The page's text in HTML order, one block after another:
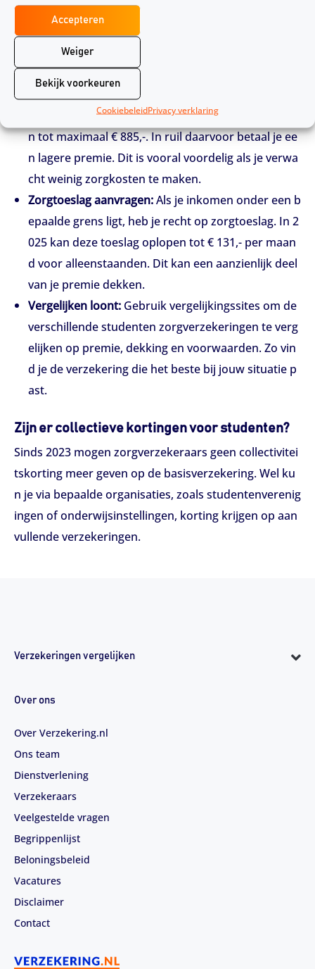
Accepteren
Weiger
Bekijk voorkeuren
CookiebeleidPrivacy verklaring
n zijn er aanvullende pakketten.
Hoe kun je besparen op je zorgverzekering als
student?
Eigen risico verhogen:
edraagt in 2025 € 385,-. Je kunt dit vrijwillig verhoge
n tot maximaal € 885,-. In ruil daarvoor betaal je ee
n lagere premie. Dit is vooral voordelig als je verwa
cht weinig zorgkosten te maken.
Zorgtoeslag aanvragen:Als je inkomen onder een b
epaalde grens ligt, heb je recht op zorgtoeslag. In 2
025 kan deze toeslag oplopen tot € 131,- per maan
d voor alleenstaanden. Dit kan een aanzienlijk deel
van je premie dekken.
Vergelijken loont: Gebruik vergelijkingssites om de
verschillende studenten zorgverzekeringen te verg
elijken op premie, dekking en voorwaarden. Zo vin
d je de verzekering die het beste bij jouw situatie p
ast.
Zijn er collectieve kortingen voor studenten?
Sinds 2023 mogen zorgverzekeraars geen collectivitei
tskorting meer geven op de basisverzekering. Wel ku
n je via bepaalde organisaties, zoals studentenverenig
ingen of onderwijsinstellingen, korting krijgen op aan
vullende verzekeringen.
Verzekeringen vergelijken
Over ons
Over Verzekering.nl
Ons team
Dienstverlening
Verzekeraars
Veelgestelde vragen
Begrippenlijst
Beloningsbeleid
Vacatures
Disclaimer
Contact